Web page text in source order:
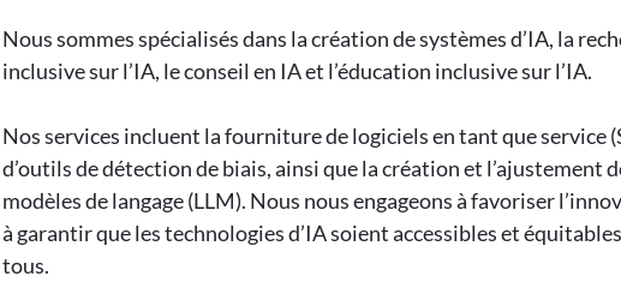
Nous sommes spécialisés dans la création de systèmes d’IA, la
inclusive sur l’IA, le conseil en IA et l’éducation inclusive sur l’IA.
Nos services incluent la fourniture de logiciels en tant que service
d’outils de détection de biais, ainsi que la création et l’ajustement
modèles de langage (LLM). Nous nous engageons à favoriser
à garantir que les technologies d’IA soient accessibles et
tous.